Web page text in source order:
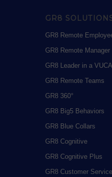
GR8
GR8 Remote
GR8 Remote Manager
GR8 Leader in a
GR8 Remote Teams
GR8 360°
GR8 Big5 Behaviors
GR8 Blue Collars
GR8 Cognitive
GR8 Cognitive Plus
GR8 Customer Service